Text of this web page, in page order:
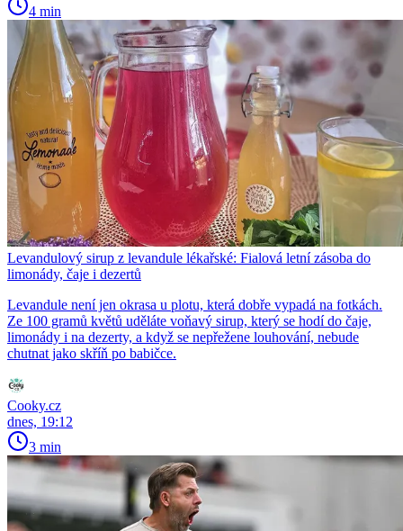
4 min
Levandulový sirup z levandule lékařské: Fialová letní zásoba do
limonády, čaje i dezertů
Levandule není jen okrasa u plotu, která dobře vypadá na fotkách.
Ze 100 gramů květů uděláte voňavý sirup, který se hodí do čaje,
limonády i na dezerty, a když se nepřežene louhování, nebude
chutnat jako skříň po babičce.
Cooky.cz
dnes, 19:12
3 min